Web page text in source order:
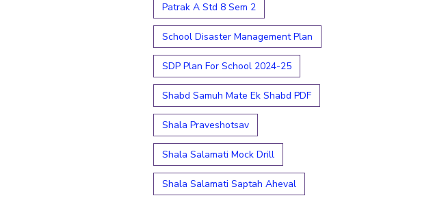
Patrak A Std 8 Sem 2
School Disaster Management Plan
SDP Plan For School 2024-25
Shabd Samuh Mate Ek Shabd PDF
Shala Praveshotsav
Shala Salamati Mock Drill
Shala Salamati Saptah Aheval